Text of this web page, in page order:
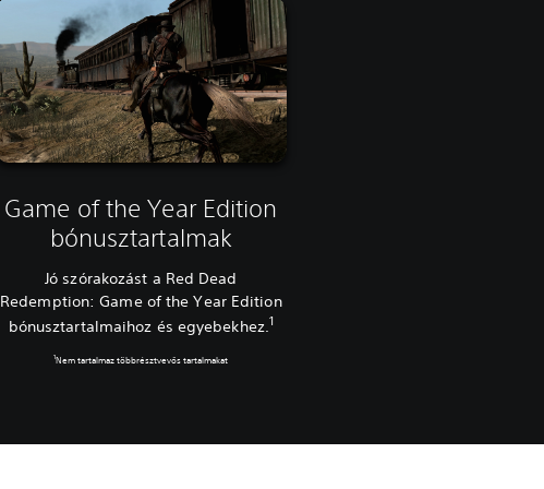
Game of the Year Edition
bónusztartalmak
Jó szórakozást a Red Dead
Redemption: Game of the Year Edition
bónusztartalmaihoz és egyebekhez. 1
1Nem tartalmaz többrésztvevős tartalmakat